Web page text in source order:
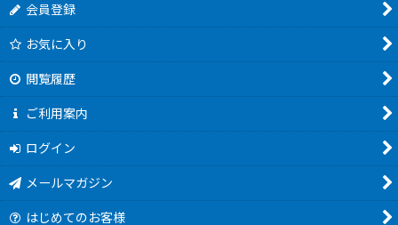
会員登録
お気に入り
閲覧履歴
ご利用案内
ログイン
メールマガジン
はじめてのお客様